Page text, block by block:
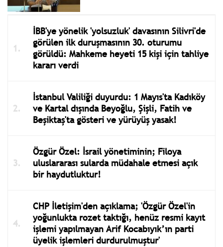
İBB'ye yönelik 'yolsuzluk' davasının Silivri'de
görülen ilk duruşmasının 30. oturumu
görüldü: Mahkeme heyeti 15 kişi için tahliye
kararı verdi
İstanbul Valiliği duyurdu: 1 Mayıs'ta Kadıköy
ve Kartal dışında Beyoğlu, Şişli, Fatih ve
Beşiktaş'ta gösteri ve yürüyüş yasak!
Özgür Özel: İsrail yönetiminin; Filoya
uluslararası sularda müdahale etmesi açık
bir haydutluktur!
CHP İletişim'den açıklama; 'Özgür Özel'in
yoğunlukta rozet taktığı, henüz resmi kayıt
işlemi yapılmayan Arif Kocabıyık’ın parti
üyelik işlemleri durdurulmuştur'